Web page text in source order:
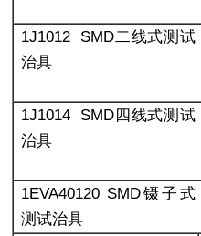
1J1012 SMD二线式测试
治具
1J1014 SMD 四线式测试
治具
1EVA40120 SMD镊子式
测试治具